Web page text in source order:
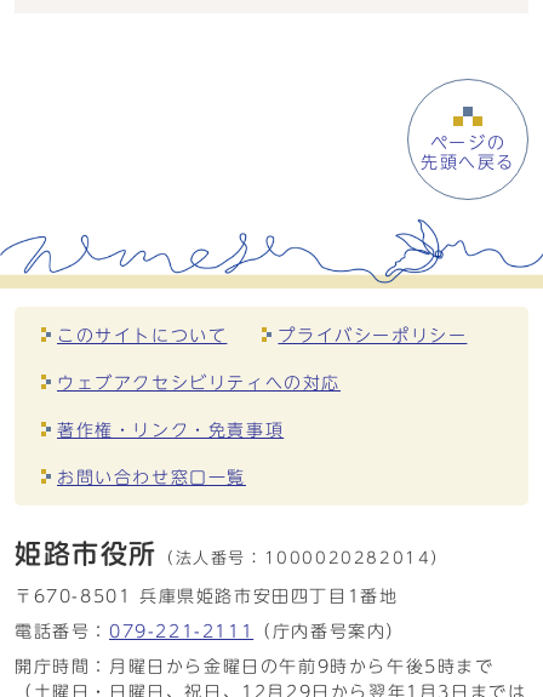
ページの
先頭へ戻る
このサイトについて プライバシーポリシー
ウェブアクセシビリティへの対応
著作権・リンク・免責事項
お問い合わせ窓口一覧
姫路市役所 （法人番号： 1000020282014）
〒670-8501 兵庫県姫路市安田四丁目1番地
電話番号： 079-221-2111
（庁内番号案内）
開庁時間：月曜日から金曜日の午前9時から午後5時まで
（土曜日・日曜日、祝日、12月29日から翌年1月3日までは